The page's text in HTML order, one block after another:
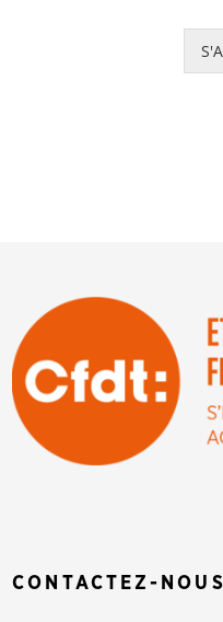
CONTACTEZ-NOUS